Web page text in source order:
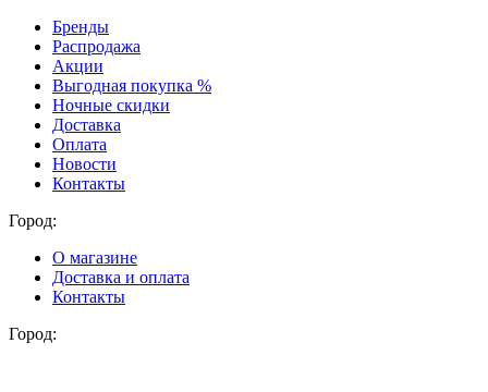
Бренды
Распродажа
Акции
Выгодная покупка %
Ночные скидки
Доставка
Оплата
Новости
Контакты
Город:
О магазине
Доставка и оплата
Контакты
Город: